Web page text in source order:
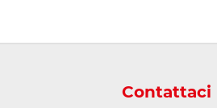
Contattaci